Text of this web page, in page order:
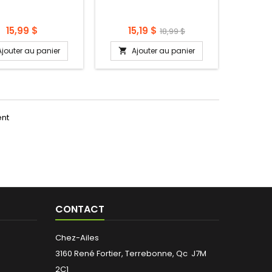
Prix
15,99 $
au panier
Prix
15,19 $ Prix
régulier
18,99 $
 Ajouter au panier
CONTACT
Chez-Ailes
3160 René Fortier, Terrebonne, Qc J7M
2C1